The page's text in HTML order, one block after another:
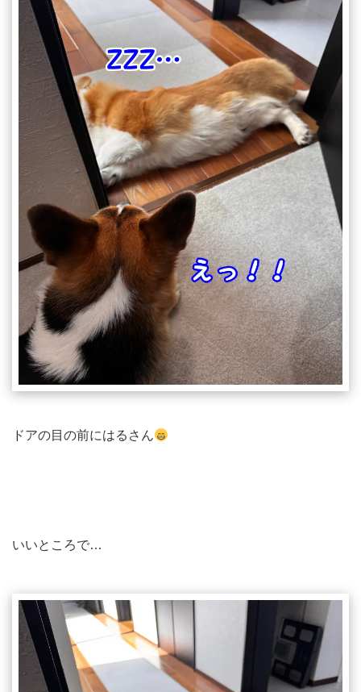
ドアの目の前にはるさん
いいところで…